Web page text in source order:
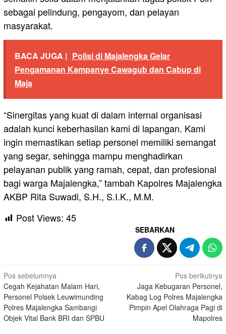
sebagai pelindung, pengayom, dan pelayan
masyarakat.
BACA JUGA | Polisi di Majalengka Gelar
Pengamanan Kampanye Cawagub dan Cabup di
Maja
“Sinergitas yang kuat di dalam internal organisasi
adalah kunci keberhasilan kami di lapangan. Kami
ingin memastikan setiap personel memiliki semangat
yang segar, sehingga mampu menghadirkan
pelayanan publik yang ramah, cepat, dan profesional
bagi warga Majalengka,” tambah Kapolres Majalengka
AKBP Rita Suwadi, S.H., S.I.K., M.M.
Post Views: 45
SEBARKAN
Navigasi
pos
Pos sebelumnya
Cegah Kejahatan Malam Hari,
Personel Polsek Leuwimunding
Polres Majalengka Sambangi
Objek Vital Bank BRI dan SPBU
Pos berikutnya
Jaga Kebugaran Personel,
Kabag Log Polres Majalengka
Pimpin Apel Olahraga Pagi di
Mapolres